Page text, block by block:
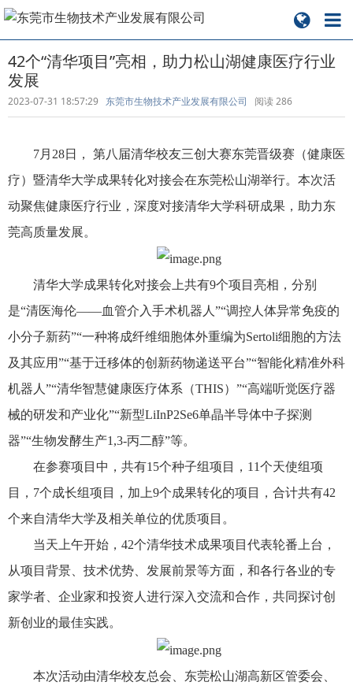
42个“清华项目”亮相，助力松山湖健康医疗行业
发展
2023-07-31 18:57:29 东莞市生物技术产业发展有限公司 阅读286
7月28日， 第八届清华校友三创大赛东莞晋级赛（健康医
疗）暨清华大学成果转化对接会在东莞松山湖举行。本次活
动聚焦健康医疗行业，深度对接清华大学科研成果，助力东
莞高质量发展。
清华大学成果转化对接会上共有9个项目亮相，分别
是“清医海伦——血管介入手术机器人”“调控人体异常免疫的
小分子新药”“一种将成纤维细胞体外重编为Sertoli细胞的方法
及其应用”“基于迁移体的创新药物递送平台”“智能化精准外科
机器人”“清华智慧健康医疗体系（THIS）”“高端听觉医疗器
械的研发和产业化”“新型LiInP2Se6单晶半导体中子探测
器”“生物发酵生产1,3-丙二醇”等。
在参赛项目中，共有15个种子组项目，11个天使组项
目，7个成长组项目，加上9个成果转化的项目，合计共有42
个来自清华大学及相关单位的优质项目。
当天上午开始，42个清华技术成果项目代表轮番上台，
从项目背景、技术优势、发展前景等方面，和各行各业的专
家学者、企业家和投资人进行深入交流和合作，共同探讨创
新创业的最佳实践。
本次活动由清华校友总会、东莞松山湖高新区管委会、